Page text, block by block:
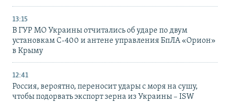
13:15
В ГУР МО Украины отчитались об ударе по двум
установкам С-400 и антене управления БпЛА «Орион»
в Крыму
12:41
Россия, вероятно, переносит удары с моря на сушу,
чтобы подорвать экспорт зерна из Украины – ISW